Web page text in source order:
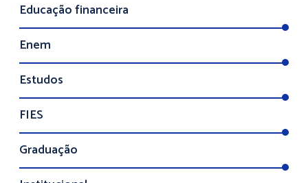
Educação financeira
Enem
Estudos
FIES
Graduação